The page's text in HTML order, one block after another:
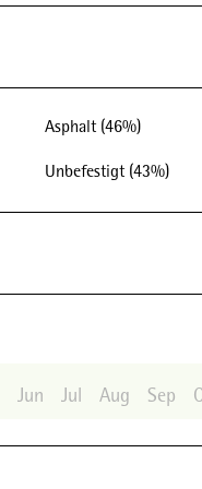
Asphalt (46%)
Unbefestigt (43%)
Jun Jul Aug Sep